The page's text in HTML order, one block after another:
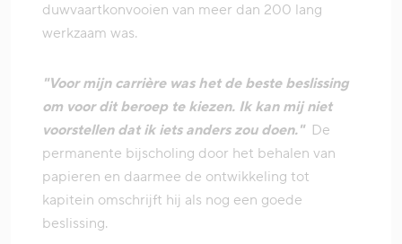
duwvaartkonvooien van meer dan 200 lang
werkzaam was.
"Voor mijn carrière was het de beste beslissing
om voor dit beroep te kiezen. Ik kan mij niet
voorstellen dat ik iets anders zou doen." De
permanente bijscholing door het behalen van
papieren en daarmee de ontwikkeling tot
kapitein omschrijft hij als nog een goede
beslissing.